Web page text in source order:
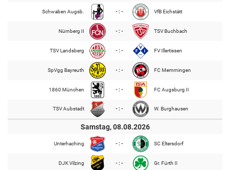
Schwaben Augsb. - : - VfB Eichstätt
Nürnberg II - : - TSV Buchbach
TSV Landsberg - : - FV Illertissen
SpVgg Bayreuth - : - FC Memmingen
1860 München - : - FC Augsburg II
TSV Aubstadt - : - W. Burghausen
Samstag, 08.08.2026
Unterhaching - : - SC Eltersdorf
DJK Vilzing - : - Gr. Fürth II